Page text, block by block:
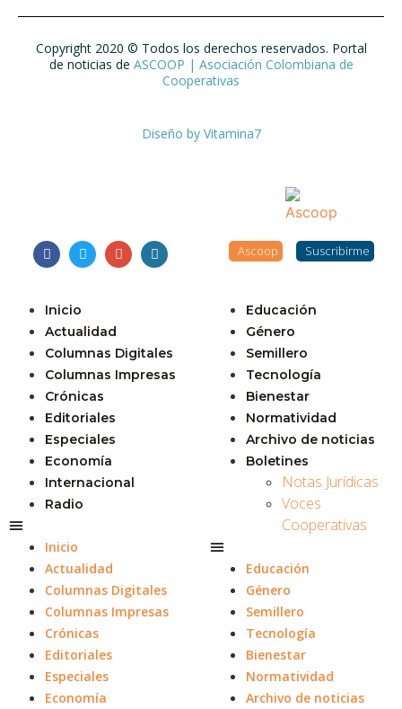
Copyright 2020 © Todos los derechos reservados. Portal
de noticias de ASCOOP | Asociación Colombiana de
Cooperativas
Diseño by Vitamina7
Ascoop Suscribirme
Inicio
Actualidad
Columnas Digitales
Columnas Impresas
Crónicas
Editoriales
Especiales
Economía
Internacional
Radio
Inicio
Actualidad
Columnas Digitales
Columnas Impresas
Crónicas
Editoriales
Especiales
Economía
Educación
Género
Semillero
Tecnología
Bienestar
Normatividad
Archivo de noticias
Boletines
Notas Jurídicas
Voces
Cooperativas
Educación
Género
Semillero
Tecnología
Bienestar
Normatividad
Archivo de noticias